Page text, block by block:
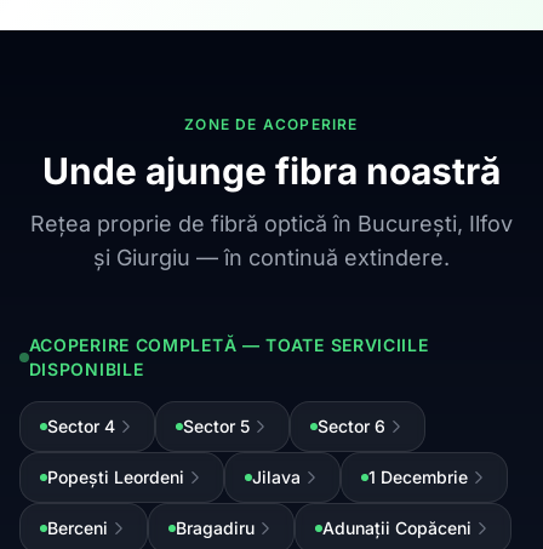
ZONE DE ACOPERIRE
Unde ajunge fibra noastră
Rețea proprie de fibră optică în București, Ilfov
și Giurgiu — în continuă extindere.
ACOPERIRE COMPLETĂ — TOATE SERVICIILE
DISPONIBILE
Sector 4 Sector 5 Sector 6
Popești Leordeni Jilava 1 Decembrie
Berceni Bragadiru Adunații Copăceni